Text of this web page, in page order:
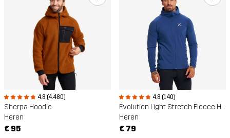
4.8 (4.480)
Sherpa Hoodie
Heren
€ 95
4.8 (140)
Evolution Light Stretch Fleece Hoodie
Heren
€ 79